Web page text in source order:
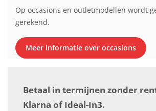
Op occasions en outletmodellen wordt
gerekend.
Meer informatie over occasions
Betaal in termijnen zonder
Klarna of Ideal-In3.